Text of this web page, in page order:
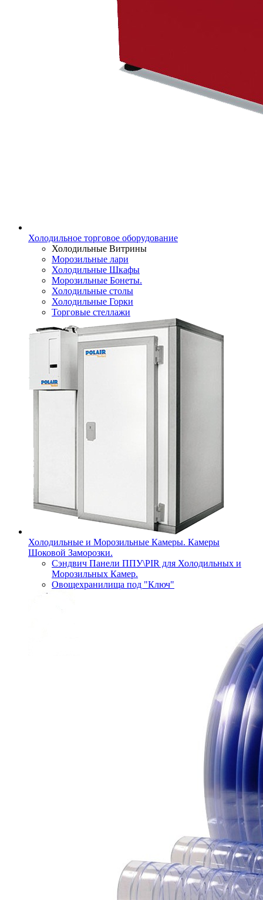
Холодильное торговое оборудование
Холодильные Витрины
Морозильные лари
Холодильные Шкафы
Морозильные Бонеты.
Холодильные столы
Холодильные Горки
Торговые стеллажи
Холодильные и Морозильные Камеры. Камеры
Шоковой Заморозки.
Сэндвич Панели ППУ\PIR для Холодильных и
Морозильных Камер.
Овощехранилища под "Ключ"